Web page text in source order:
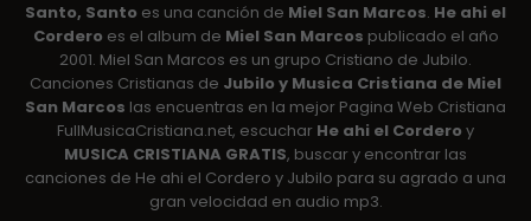
Santo, Santo es una canción de Miel San Marcos. He ahi el
Cordero es el album de Miel San Marcos publicado el año
2001. Miel San Marcos es un grupo Cristiano de Jubilo.
Canciones Cristianas de Jubilo y Musica Cristiana de Miel
San Marcos las encuentras en la mejor Pagina Web Cristiana
FullMusicaCristiana.net, escuchar He ahi el Cordero y
MUSICA CRISTIANA GRATIS, buscar y encontrar las
canciones de He ahi el Cordero y Jubilo para su agrado a una
gran velocidad en audio mp3.